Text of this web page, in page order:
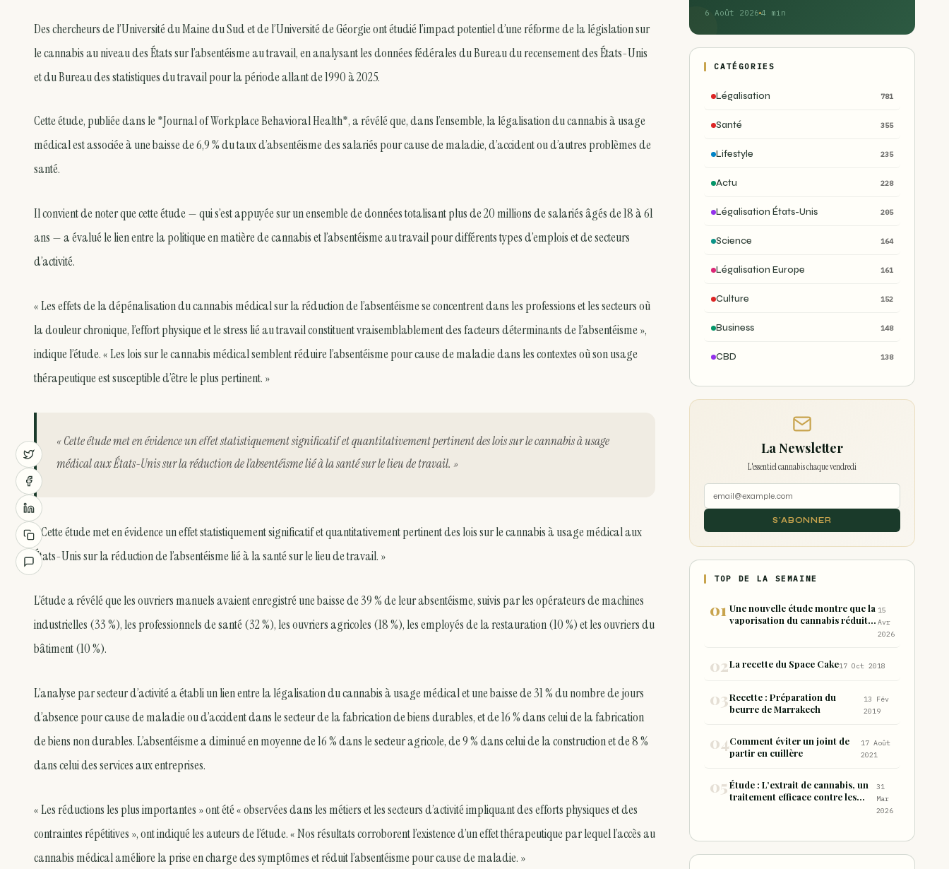
Des chercheurs de l’Université du Maine du Sud et de l’Université de Géorgie ont étudié l’impact potentiel d’une réforme de la législation sur
le cannabis au niveau des États sur l’absentéisme au travail, en analysant les données fédérales du Bureau du recensement des États-Unis
et du Bureau des statistiques du travail pour la période allant de 1990 à 2025.
Cette étude, publiée dans le *Journal of Workplace Behavioral Health*, a révélé que, dans l’ensemble, la légalisation du cannabis à usage
médical est associée à une baisse de 6,9 % du taux d’absentéisme des salariés pour cause de maladie, d’accident ou d’autres problèmes de
santé.
Il convient de noter que cette étude — qui s’est appuyée sur un ensemble de données totalisant plus de 20 millions de salariés âgés de 18 à 61
ans — a évalué le lien entre la politique en matière de cannabis et l’absentéisme au travail pour différents types d’emplois et de secteurs
d’activité.
« Les effets de la dépénalisation du cannabis médical sur la réduction de l’absentéisme se concentrent dans les professions et les secteurs où
la douleur chronique, l’effort physique et le stress lié au travail constituent vraisemblablement des facteurs déterminants de l’absentéisme »,
indique l’étude. « Les lois sur le cannabis médical semblent réduire l’absentéisme pour cause de maladie dans les contextes où son usage
thérapeutique est susceptible d’être le plus pertinent. »
« Cette étude met en évidence un effet statistiquement significatif et quantitativement pertinent des lois sur le cannabis à usage
médical aux États-Unis sur la réduction de l’absentéisme lié à la santé sur le lieu de travail. »
« Cette étude met en évidence un effet statistiquement significatif et quantitativement pertinent des lois sur le cannabis à usage médical aux
États-Unis sur la réduction de l’absentéisme lié à la santé sur le lieu de travail. »
L’étude a révélé que les ouvriers manuels avaient enregistré une baisse de 39 % de leur absentéisme, suivis par les opérateurs de machines
industrielles (33 %), les professionnels de santé (32 %), les ouvriers agricoles (18 %), les employés de la restauration (10 %) et les ouvriers du
bâtiment (10 %).
L’analyse par secteur d’activité a établi un lien entre la légalisation du cannabis à usage médical et une baisse de 31 % du nombre de jours
d’absence pour cause de maladie ou d’accident dans le secteur de la fabrication de biens durables, et de 16 % dans celui de la fabrication
de biens non durables. L’absentéisme a diminué en moyenne de 16 % dans le secteur agricole, de 9 % dans celui de la construction et de 8 %
dans celui des services aux entreprises.
« Les réductions les plus importantes » ont été « observées dans les métiers et les secteurs d’activité impliquant des efforts physiques et des
contraintes répétitives », ont indiqué les auteurs de l’étude. « Nos résultats corroborent l’existence d’un effet thérapeutique par lequel l’accès au
cannabis médical améliore la prise en charge des symptômes et réduit l’absentéisme pour cause de maladie. »
6 Août 2026 4 min
CATÉGORIES
Légalisation 781
Santé 355
Lifestyle 235
Actu 228
Légalisation États-Unis 205
Science 164
Légalisation Europe 161
Culture 152
Business 148
CBD 138
La Newsletter
L'essentiel cannabis chaque vendredi
S'ABONNER
TOP DE LA SEMAINE
Une nouvelle étude montre que la
vaporisation du cannabis réduit
joint
15
Avr
2026
La recette du Space Cake17 Oct 2018
Recette : Préparation du
beurre de Marrakech
13 Fév
2019
Comment éviter un joint de
partir en cuillère
17 Août
2021
Étude : L’extrait de cannabis, un
traitement efficace contre les
31
Mar
2026